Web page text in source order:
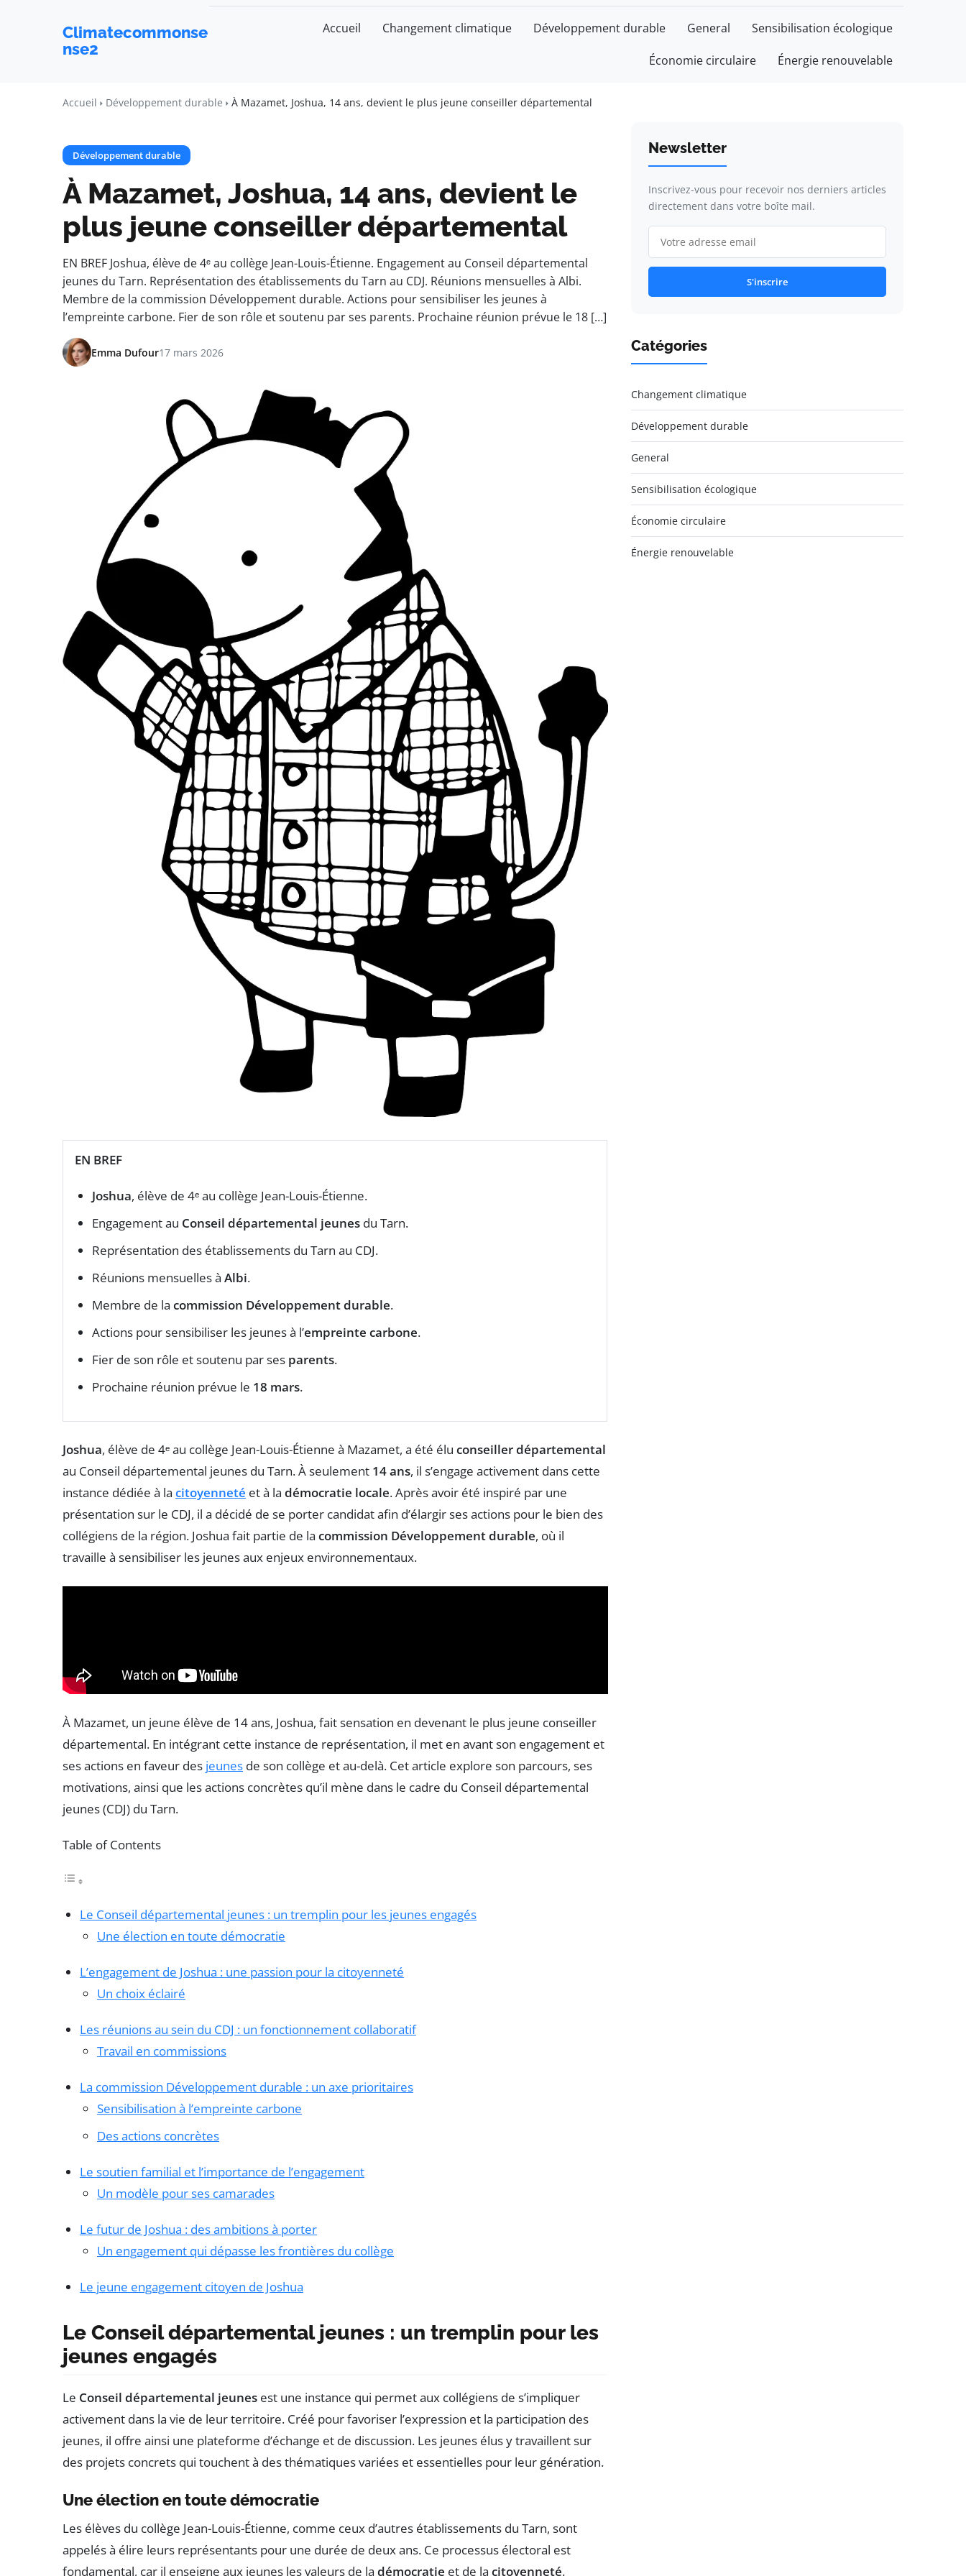
Climatecommonse
nse2
Accueil Changement climatique Développement durable General Sensibilisation écologique
Économie circulaire Énergie renouvelable
Accueil Développement durable À Mazamet, Joshua, 14 ans, devient le plus jeune conseiller départemental
Développement durable
À Mazamet, Joshua, 14 ans, devient le
plus jeune conseiller départemental
EN BREF Joshua, élève de 4ᵉ au collège Jean-Louis-Étienne. Engagement au Conseil départemental
jeunes du Tarn. Représentation des établissements du Tarn au CDJ. Réunions mensuelles à Albi.
Membre de la commission Développement durable. Actions pour sensibiliser les jeunes à
l’empreinte carbone. Fier de son rôle et soutenu par ses parents. Prochaine réunion prévue le 18 […]
Emma Dufour17 mars 2026
EN BREF
Joshua, élève de 4ᵉ au collège Jean-Louis-Étienne.
Engagement au Conseil départemental jeunes du Tarn.
Représentation des établissements du Tarn au CDJ.
Réunions mensuelles à Albi.
Membre de la commission Développement durable.
Actions pour sensibiliser les jeunes à l’empreinte carbone.
Fier de son rôle et soutenu par ses parents.
Prochaine réunion prévue le 18 mars.
Joshua, élève de 4ᵉ au collège Jean-Louis-Étienne à Mazamet, a été élu conseiller départemental
au Conseil départemental jeunes du Tarn. À seulement 14 ans, il s’engage activement dans cette
instance dédiée à la citoyenneté et à la démocratie locale. Après avoir été inspiré par une
présentation sur le CDJ, il a décidé de se porter candidat afin d’élargir ses actions pour le bien des
collégiens de la région. Joshua fait partie de la commission Développement durable, où il
travaille à sensibiliser les jeunes aux enjeux environnementaux.
À Mazamet, un jeune élève de 14 ans, Joshua, fait sensation en devenant le plus jeune conseiller
départemental. En intégrant cette instance de représentation, il met en avant son engagement et
ses actions en faveur des jeunes de son collège et au-delà. Cet article explore son parcours, ses
motivations, ainsi que les actions concrètes qu’il mène dans le cadre du Conseil départemental
jeunes (CDJ) du Tarn.
Table of Contents
Le Conseil départemental jeunes : un tremplin pour les jeunes engagés
Une élection en toute démocratie
L’engagement de Joshua : une passion pour la citoyenneté
Un choix éclairé
Les réunions au sein du CDJ : un fonctionnement collaboratif
Travail en commissions
La commission Développement durable : un axe prioritaires
Sensibilisation à l’empreinte carbone
Des actions concrètes
Le soutien familial et l’importance de l’engagement
Un modèle pour ses camarades
Le futur de Joshua : des ambitions à porter
Un engagement qui dépasse les frontières du collège
Le jeune engagement citoyen de Joshua
Le Conseil départemental jeunes : un tremplin pour les
jeunes engagés
Le Conseil départemental jeunes est une instance qui permet aux collégiens de s’impliquer
activement dans la vie de leur territoire. Créé pour favoriser l’expression et la participation des
jeunes, il offre ainsi une plateforme d’échange et de discussion. Les jeunes élus y travaillent sur
des projets concrets qui touchent à des thématiques variées et essentielles pour leur génération.
Une élection en toute démocratie
Les élèves du collège Jean-Louis-Étienne, comme ceux d’autres établissements du Tarn, sont
appelés à élire leurs représentants pour une durée de deux ans. Ce processus électoral est
fondamental, car il enseigne aux jeunes les valeurs de la démocratie et de la citoyenneté.
Newsletter
Inscrivez-vous pour recevoir nos derniers articles
directement dans votre boîte mail.
S'inscrire
Catégories
Changement climatique
Développement durable
General
Sensibilisation écologique
Économie circulaire
Énergie renouvelable